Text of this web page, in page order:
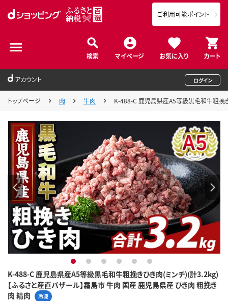
検索 マイページ お気に入り カート
ご利用可能ポイント
アカウント ログイン
トップページ 肉 牛肉 K-488-C 鹿児島県産A5等級黒毛和牛粗挽
K-488-C 鹿児島県産A5等級黒毛和牛粗挽きひき肉(ミンチ)(計3.2kg)
【ふるさと産直バザール】霧島市 牛肉 国産 鹿児島県産 ひき肉 粗挽き
肉 精肉
冷凍
1 2 3 4 5 6